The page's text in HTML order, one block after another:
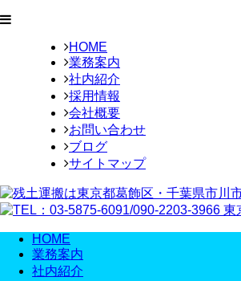
HOME
業務案内
社内紹介
採用情報
会社概要
お問い合わせ
ブログ
サイトマップ
HOME
業務案内
社内紹介